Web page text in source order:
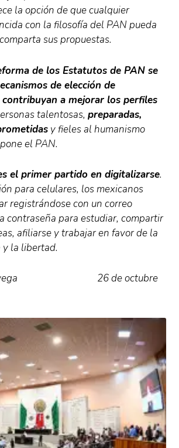
la opción de que cualquier
con la filosofía del PAN pueda
sus propuestas.
de los Estatutos de PAN se
de elección de
a mejorar los perfiles
talentosas,preparadas,
y fieles al humanismo
el PAN.
el primer partido en digitalizarse.
para celulares, los mexicanos
registrándose con un correo
contraseña para estudiar, compartir
afiliarse y trabajar en favor de la
y la libertad.
26 de octubre